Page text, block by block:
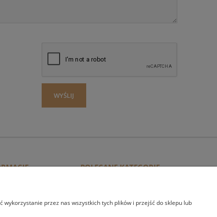
WYŚLIJ
POLECANE KATEGORIE
przez nas wszystkich tych plików i przejść do sklepu lub